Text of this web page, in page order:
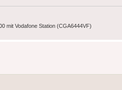
mit Vodafone Station (CGA6444VF)